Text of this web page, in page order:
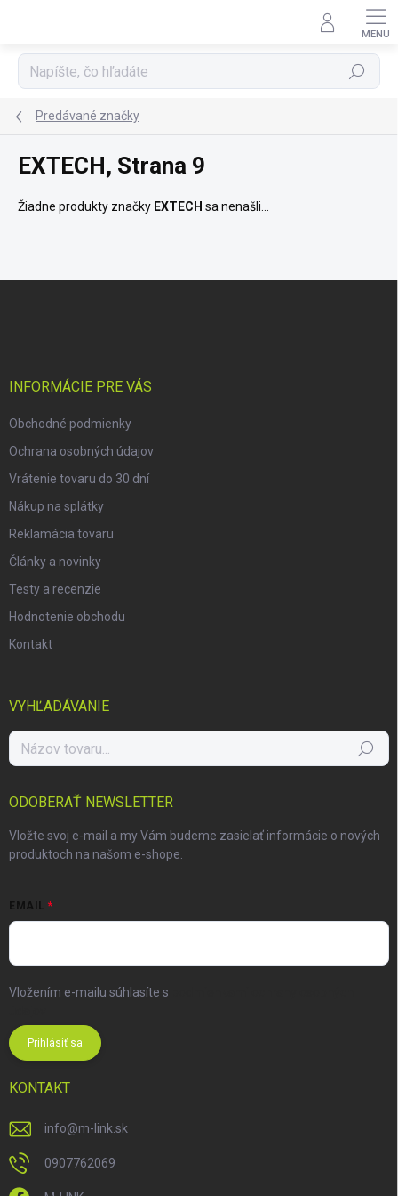
Hľadať
Predávané značky
EXTECH, Strana 9
Žiadne produkty značky EXTECH sa nenašli...
INFORMÁCIE PRE VÁS
Obchodné podmienky
Ochrana osobných údajov
Vrátenie tovaru do 30 dní
Nákup na splátky
Reklamácia tovaru
Články a novinky
Testy a recenzie
Hodnotenie obchodu
Kontakt
VYHĽADÁVANIE
Hľadať
ODOBERAŤ NEWSLETTER
Vložte svoj e-mail a my Vám budeme zasielať informácie o nových
produktoch na našom e-shope.
EMAIL
Vložením e-mailu súhlasíte s
Prihlásiť sa
KONTAKT
info@m-link.sk
0907762069